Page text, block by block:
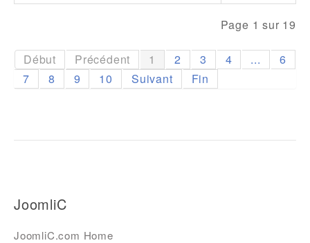
Page 1 sur 19
Début Précédent 1 2 3 4 ...
6
7
8 9 10 Suivant Fin
JoomliC
JoomliC.com Home